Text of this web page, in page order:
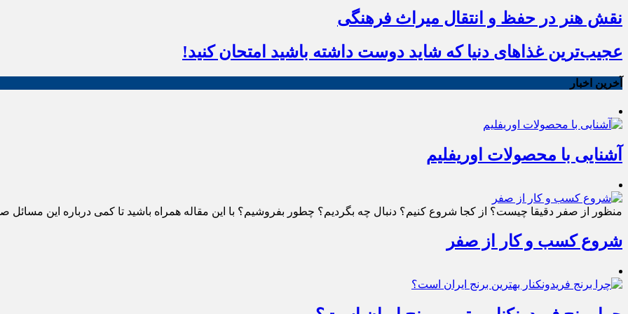
نقش هنر در حفظ و انتقال میراث فرهنگی
عجیب‌ترین غذاهای دنیا که شاید دوست داشته باشید امتحان کنید!
آخرین اخبار
آشنایی با محصولات اوریفلیم
منظور از صفر دقیقا چیست؟ از کجا شروع کنیم؟ دنبال چه بگردیم؟ چطور بفروشیم؟ با این مقاله همراه باشید تا کمی درباره این مسائل
شروع کسب و کار از صفر